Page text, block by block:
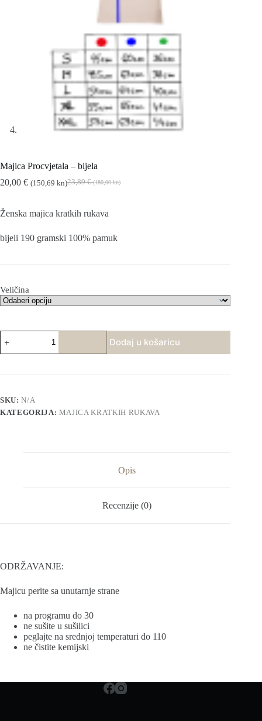
Majica Procvjetala – bijela
23,89€ (180,00 kn)
Izvorna
je:
(180,00
20,00 € (150,69 kn)Trenutna
20,00 €
kn).
Ženska majica kratkih rukava
bijeli 190 gramski 100% pamuk
Veličina
Procvjetala
-
Dodaj u košaricu
SKU:N/A
KATEGORIJA: MAJICA KRATKIH RUKAVA
Opis
Recenzije (0)
ODRŽAVANJE:
Majicu perite sa unutarnje strane
na programu do 30
ne sušite u sušilici
peglajte na srednjoj temperaturi do 110
ne čistite kemijski